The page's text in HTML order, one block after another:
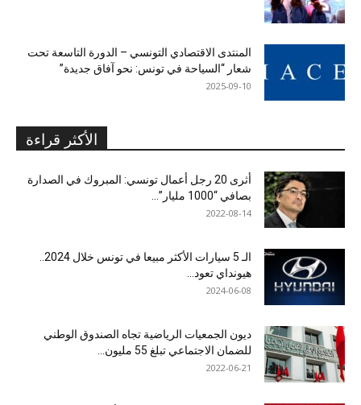
المنتدى الاقتصادي التونسي – الدورة التاسعة تحت
شعار “السياحة في تونس: نحو آفاق جديدة”
2025-09-10
الأكثر قراءة
أثرى 20 رجل أعمال تونسي: المبروك في الصدارة
بصافي “1000 مليار”...
2022-08-14
هيونداي تعود...
2024-06-08
ديون الجمعيات الرياضية تجاه الصندوق الوطني
للضمان الاجتماعي تبلغ 55 مليون...
2022-06-21